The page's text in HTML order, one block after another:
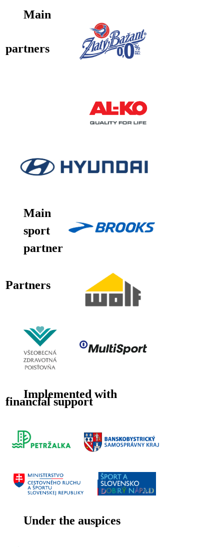
Main
partners
Main
sport
partner
Partners
Implemented with
financial support
Under the auspices